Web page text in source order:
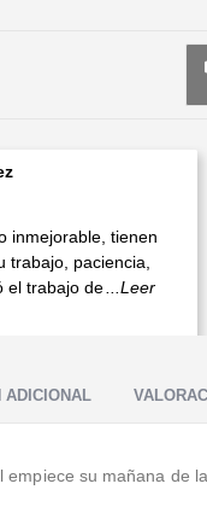
inmejorable, tienen
trabajo, paciencia,
el trabajo de
...Leer
ADICIONAL
su mañana de